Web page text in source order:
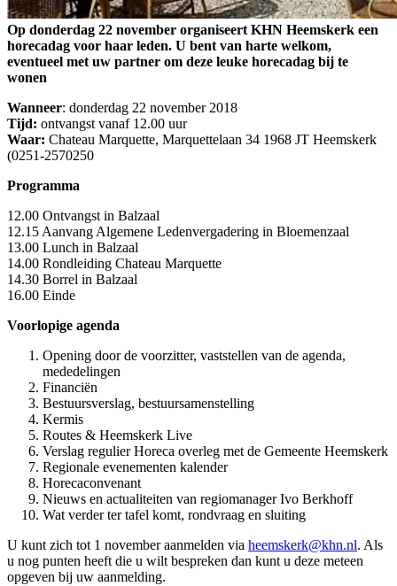
Op donderdag 22 november organiseert KHN Heemskerk een
horecadag voor haar leden. U bent van harte welkom,
eventueel met uw partner om deze leuke horecadag bij te
wonen
Wanneer: donderdag 22 november 2018
Tijd: ontvangst vanaf 12.00 uur
Waar: Chateau Marquette, Marquettelaan 34 1968 JT Heemskerk
(0251-2570250
Programma
12.00 Ontvangst in Balzaal
12.15 Aanvang Algemene Ledenvergadering in Bloemenzaal
13.00 Lunch in Balzaal
14.00 Rondleiding Chateau Marquette
14.30 Borrel in Balzaal
16.00 Einde
Voorlopige agenda
Opening door de voorzitter, vaststellen van de agenda,
mededelingen
Financiën
Bestuursverslag, bestuursamenstelling
Kermis
Routes & Heemskerk Live
Verslag regulier Horeca overleg met de Gemeente Heemskerk
Regionale evenementen kalender
Horecaconvenant
Nieuws en actualiteiten van regiomanager Ivo Berkhoff
Wat verder ter tafel komt, rondvraag en sluiting
U kunt zich tot 1 november aanmelden via heemskerk@khn.nl. Als
u nog punten heeft die u wilt bespreken dan kunt u deze meteen
opgeven bij uw aanmelding.